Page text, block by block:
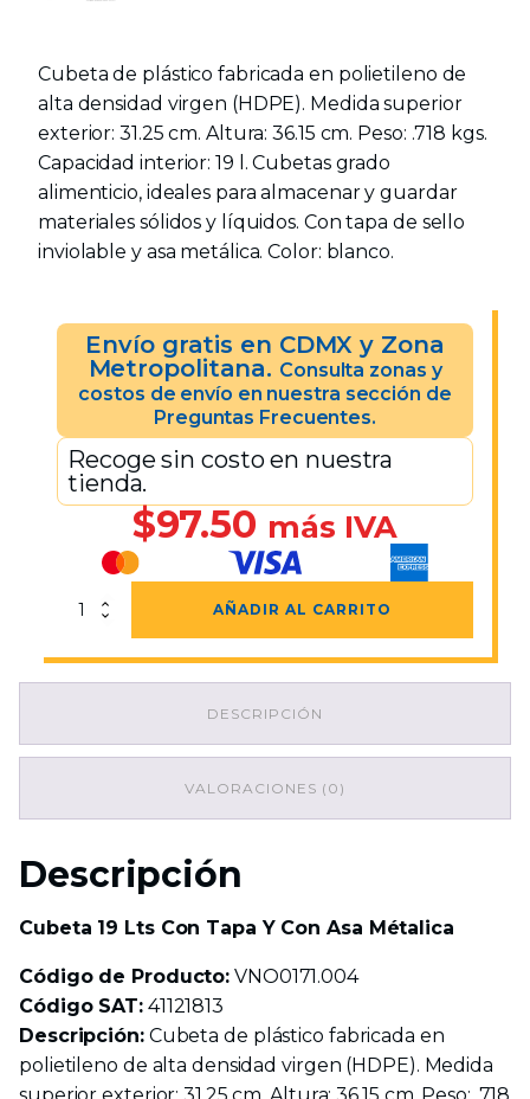
Cubeta de plástico fabricada en polietileno de
alta densidad virgen (HDPE). Medida superior
exterior: 31.25 cm. Altura: 36.15 cm. Peso: .718 kgs.
Capacidad interior: 19 l. Cubetas grado
alimenticio, ideales para almacenar y guardar
materiales sólidos y líquidos. Con tapa de sello
inviolable y asa metálica. Color: blanco.
Envío gratis en CDMX y Zona
Metropolitana. Consulta zonas y
costos de envío en nuestra sección de
Preguntas Frecuentes.
Recoge sin costo en nuestra
tienda.
$97.50 más IVA
Cubeta
Con
Asa
AÑADIR AL CARRITO
DESCRIPCIÓN
VALORACIONES (0)
Descripción
Cubeta 19 Lts Con Tapa Y Con Asa Métalica
Código de Producto: VNO0171.004
Código SAT:41121813
Descripción:Cubeta de plástico fabricada en
polietileno de alta densidad virgen (HDPE). Medida
superior exterior: 31.25 cm. Altura: 36.15 cm. Peso: .718